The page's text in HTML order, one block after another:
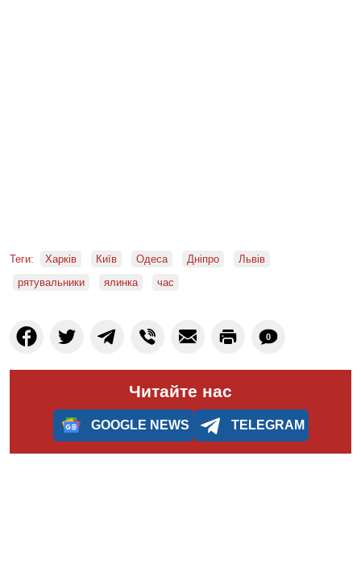
Теги: Харків Київ Одеса Дніпро
Львів
рятувальники
ялинка час
0
Читайте нас
GOOGLE NEWS TELEGRAM